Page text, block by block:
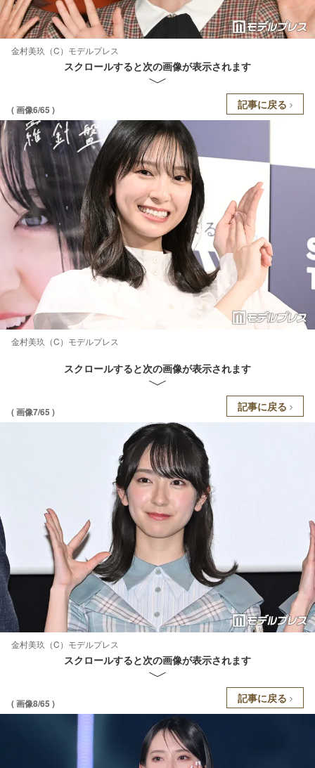
金村美玖（C）モデルプレス
スクロールすると次の画像が表示されます
( 画像6/65 ) 記事に戻る
金村美玖（C）モデルプレス
スクロールすると次の画像が表示されます
( 画像7/65 ) 記事に戻る
金村美玖（C）モデルプレス
スクロールすると次の画像が表示されます
( 画像8/65 ) 記事に戻る